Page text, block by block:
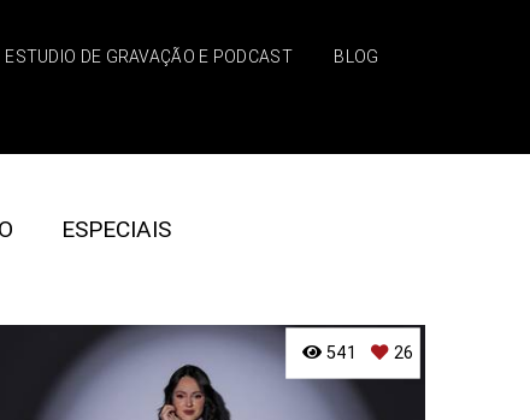
ESTUDIO DE GRAVAÇÃO E PODCAST BLOG
ESPECIAIS
541 26